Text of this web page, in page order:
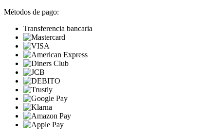
Métodos de pago:
Transferencia bancaria